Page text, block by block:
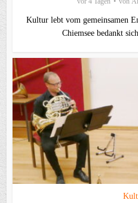
Kultur lebt vom gemeinsamen
Chiemsee bedankt